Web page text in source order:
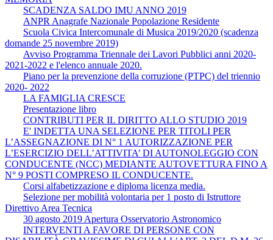
SCADENZA SALDO IMU ANNO 2019
ANPR Anagrafe Nazionale Popolazione Residente
Scuola Civica Intercomunale di Musica 2019/2020 (scadenza
domande 25 novembre 2019)
Avviso Programma Triennale dei Lavori Pubblici anni 2020-
2021-2022 e l'elenco annuale 2020.
Piano per la prevenzione della corruzione (PTPC) del triennio
2020- 2022
LA FAMIGLIA CRESCE
Presentazione libro
CONTRIBUTI PER IL DIRITTO ALLO STUDIO 2019
E' INDETTA UNA SELEZIONE PER TITOLI PER
L’ASSEGNAZIONE DI N° 1 AUTORIZZAZIONE PER
L’ESERCIZIO DELL’ATTIVITA’ DI AUTONOLEGGIO CON
CONDUCENTE (NCC) MEDIANTE AUTOVETTURA FINO A
N° 9 POSTI COMPRESO IL CONDUCENTE.
Corsi alfabetizzazione e diploma licenza media.
Selezione per mobilità volontaria per 1 posto di Istruttore
Direttivo Area Tecnica
30 agosto 2019 Apertura Osservatorio Astronomico
INTERVENTI A FAVORE DI PERSONE CON